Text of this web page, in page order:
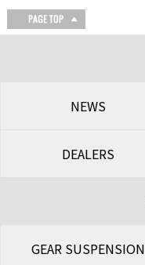
NEWS
DEALERS
GEAR SUSPENSION